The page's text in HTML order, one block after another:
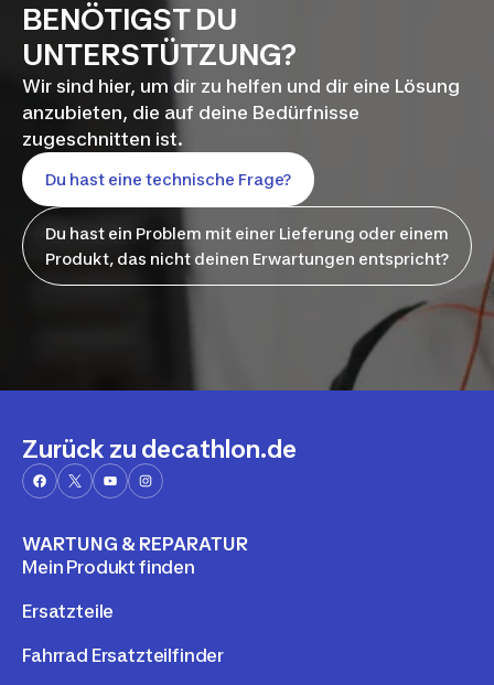
BENÖTIGST DU
UNTERSTÜTZUNG?
Wir sind hier, um dir zu helfen und dir eine Lösung
anzubieten, die auf deine Bedürfnisse
zugeschnitten ist.
Du hast eine technische Frage?
Du hast ein Problem mit einer Lieferung oder einem
Produkt, das nicht deinen Erwartungen entspricht?
Zurück zu decathlon.de
WARTUNG & REPARATUR
Mein Produkt finden
Ersatzteile
Fahrrad Ersatzteilfinder